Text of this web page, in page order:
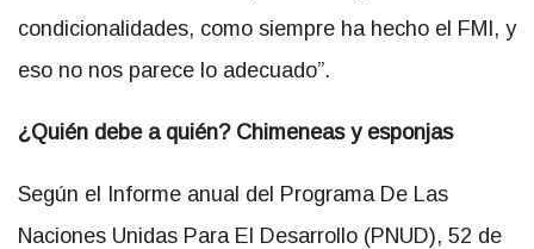
condicionalidades, como siempre ha hecho el FMI, y
eso no nos parece lo adecuado”.
¿Quién debe a quién? Chimeneas y esponjas
Según el Informe anual del Programa De Las
Naciones Unidas Para El Desarrollo (PNUD), 52 de